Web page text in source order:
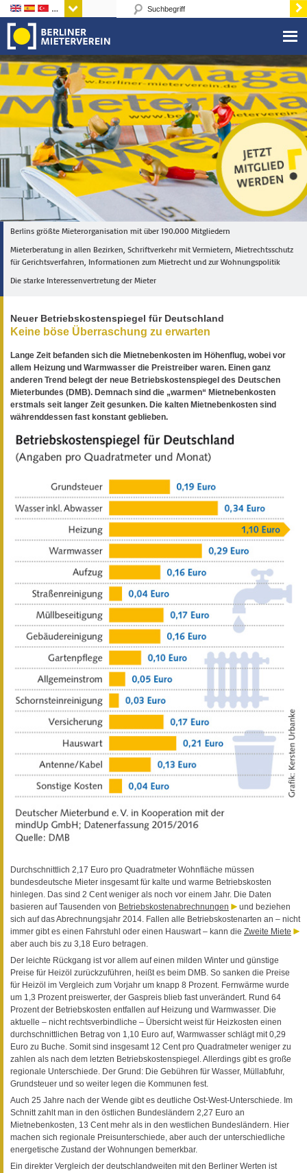
Sprachen
Berlins größte Mieterorganisation mit über 190.000 Mitgliedern
Mieterberatung in allen Bezirken, Schriftverkehr mit Vermietern, Mietrechtsschutz
für Gerichtsverfahren, Informationen zum Mietrecht und zur Wohnungspolitik
Die starke Interessenvertretung der Mieter
Neuer Betriebskostenspiegel für Deutschland
Keine böse Überraschung zu erwarten
Lange Zeit befanden sich die Mietnebenkosten im Höhenflug, wobei vor
allem Heizung und Warmwasser die Preistreiber waren. Einen ganz
anderen Trend belegt der neue Betriebskostenspiegel des Deutschen
Mieterbundes (DMB). Demnach sind die „warmen“ Mietnebenkosten
erstmals seit langer Zeit gesunken. Die kalten Mietnebenkosten sind
währenddessen fast konstant geblieben.
Durchschnittlich 2,17 Euro pro Quadratmeter Wohnfläche müssen
bundesdeutsche Mieter insgesamt für kalte und warme Betriebskosten
hinlegen. Das sind 2 Cent weniger als noch vor einem Jahr. Die Daten
basieren auf Tausenden von Betriebskostenabrechnungen
und beziehen
sich auf das Abrechnungsjahr 2014. Fallen alle Betriebskostenarten an – nicht
immer gibt es einen Fahrstuhl oder einen Hauswart – kann die Zweite Miete
aber auch bis zu 3,18 Euro betragen.
Der leichte Rückgang ist vor allem auf einen milden Winter und günstige
Preise für Heizöl zurückzuführen, heißt es beim DMB. So sanken die Preise
für Heizöl im Vergleich zum Vorjahr um knapp 8 Prozent. Fernwärme wurde
um 1,3 Prozent preiswerter, der Gaspreis blieb fast unverändert. Rund 64
Prozent der Betriebskosten entfallen auf Heizung und Warmwasser. Die
aktuelle – nicht rechtsverbindliche – Übersicht weist für Heizkosten einen
durchschnittlichen Betrag von 1,10 Euro auf, Warmwasser schlägt mit 0,29
Euro zu Buche. Somit sind insgesamt 12 Cent pro Quadratmeter weniger zu
zahlen als nach dem letzten Betriebskostenspiegel. Allerdings gibt es große
regionale Unterschiede. Der Grund: Die Gebühren für Wasser, Müllabfuhr,
Grundsteuer und so weiter legen die Kommunen fest.
Auch 25 Jahre nach der Wende gibt es deutliche Ost-West-Unterschiede. Im
Schnitt zahlt man in den östlichen Bundesländern 2,27 Euro an
Mietnebenkosten, 13 Cent mehr als in den westlichen Bundesländern. Hier
machen sich regionale Preisunterschiede, aber auch der unterschiedliche
energetische Zustand der Wohnungen bemerkbar.
Ein direkter Vergleich der deutschlandweiten mit den Berliner Werten ist